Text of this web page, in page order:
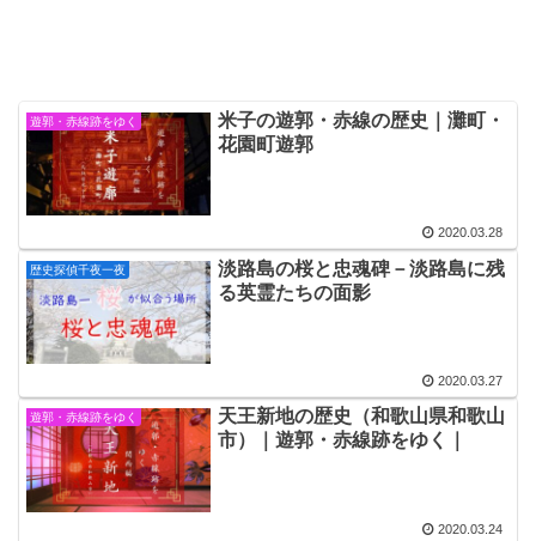
遊郭・赤線跡をゆく
米子の遊郭・赤線の歴史｜灘町・
花園町遊郭
2020.03.28
歴史探偵千夜一夜
淡路島の桜と忠魂碑－淡路島に残
る英霊たちの面影
2020.03.27
遊郭・赤線跡をゆく
天王新地の歴史（和歌山県和歌山
市）｜遊郭・赤線跡をゆく｜
2020.03.24